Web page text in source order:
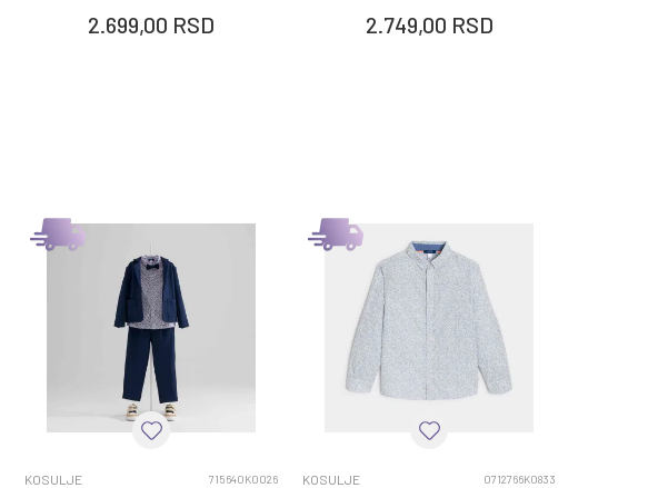
2.699,00 RSD 2.749,00 RSD
KOSULJE 715640K0026 KOSULJE 0712766K0833